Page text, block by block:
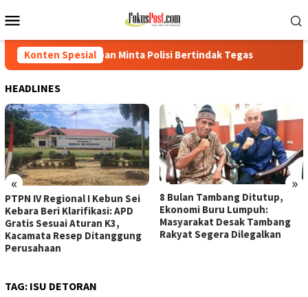
ke
Mobile
Konten Spesial
Minta Polisi Bertindak Tegas PTPN IV Regional I
HEADLINES
« »
PTPN IV Regional I Kebun Sei
Kebara Beri Klarifikasi: APD
Gratis Sesuai Aturan K3,
Kacamata Resep Ditanggung
Perusahaan
8 Bulan Tambang Ditutup,
Ekonomi Buru Lumpuh:
Masyarakat Desak Tambang
Rakyat Segera Dilegalkan
TAG: ISU DETORAN